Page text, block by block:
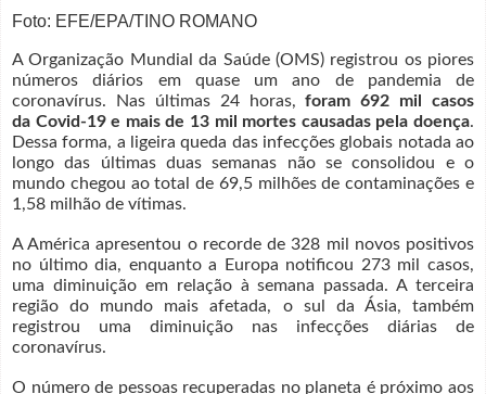
Foto: EFE/EPA/TINO ROMANO
A Organização Mundial da Saúde (OMS) registrou os piores
números diários em quase um ano de pandemia de
coronavírus. Nas últimas 24 horas,foram 692 mil casos
da Covid-19 e mais de 13 mil mortes causadas pela doença.
Dessa forma, a ligeira queda das infecções globais notada ao
longo das últimas duas semanas não se consolidou e o
mundo chegou ao total de 69,5 milhões de contaminações e
1,58 milhão de vítimas.
A América apresentou o recorde de 328 mil novos positivos
no último dia, enquanto a Europa notificou 273 mil casos,
uma diminuição em relação à semana passada. A terceira
região do mundo mais afetada, o sul da Ásia, também
registrou uma diminuição nas infecções diárias de
coronavírus.
O número de pessoas recuperadas no planeta é próximo aos